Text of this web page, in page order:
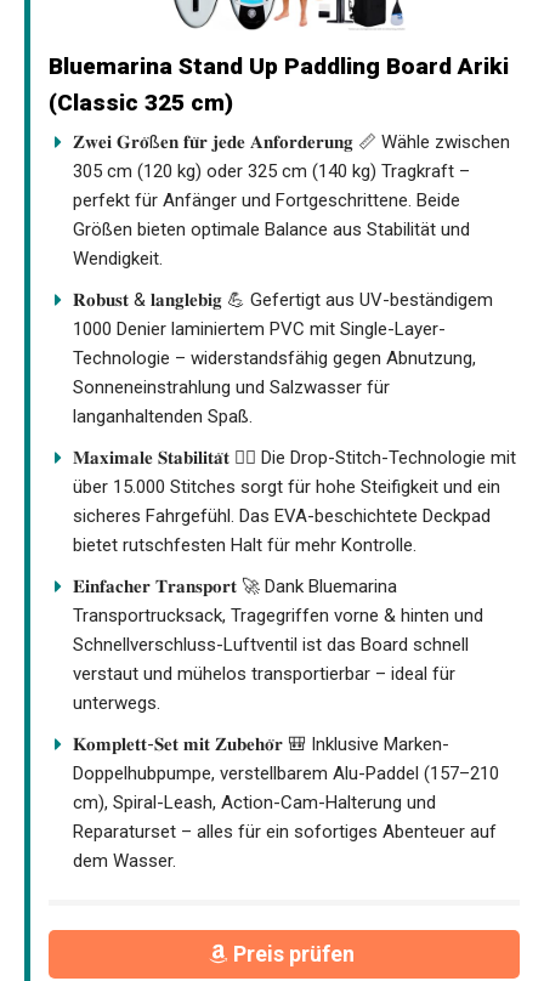
Bluemarina Stand Up Paddling Board Ariki
(Classic 325 cm)
𝐙𝐰𝐞𝐢 𝐆𝐫𝐨̈ß𝐞𝐧 𝐟𝐮̈𝐫 𝐣𝐞𝐝𝐞 𝐀𝐧𝐟𝐨𝐫𝐝𝐞𝐫𝐮𝐧𝐠 📏 Wähle zwischen
305 cm (120 kg) oder 325 cm (140 kg) Tragkraft –
perfekt für Anfänger und Fortgeschrittene. Beide
Größen bieten optimale Balance aus Stabilität und
Wendigkeit.
𝐑𝐨𝐛𝐮𝐬𝐭 & 𝐥𝐚𝐧𝐠𝐥𝐞𝐛𝐢𝐠 💪 Gefertigt aus UV-beständigem
1000 Denier laminiertem PVC mit Single-Layer-
Technologie – widerstandsfähig gegen Abnutzung,
Sonneneinstrahlung und Salzwasser für
langanhaltenden Spaß.
𝐌𝐚𝐱𝐢𝐦𝐚𝐥𝐞 𝐒𝐭𝐚𝐛𝐢𝐥𝐢𝐭𝐚̈𝐭 🏄‍♂️ Die Drop-Stitch-Technologie mit
über 15.000 Stitches sorgt für hohe Steifigkeit und ein
sicheres Fahrgefühl. Das EVA-beschichtete Deckpad
bietet rutschfesten Halt für mehr Kontrolle.
𝐄𝐢𝐧𝐟𝐚𝐜𝐡𝐞𝐫 𝐓𝐫𝐚𝐧𝐬𝐩𝐨𝐫𝐭 🚀 Dank Bluemarina
Transportrucksack, Tragegriffen vorne & hinten und
Schnellverschluss-Luftventil ist das Board schnell
verstaut und mühelos transportierbar – ideal für
unterwegs.
𝐊𝐨𝐦𝐩𝐥𝐞𝐭𝐭-𝐒𝐞𝐭 𝐦𝐢𝐭 𝐙𝐮𝐛𝐞𝐡𝐨̈𝐫 🎒 Inklusive Marken-
Doppelhubpumpe, verstellbarem Alu-Paddel (157–210
cm), Spiral-Leash, Action-Cam-Halterung und
Reparaturset – alles für ein sofortiges Abenteuer auf
dem Wasser.
Preis prüfen